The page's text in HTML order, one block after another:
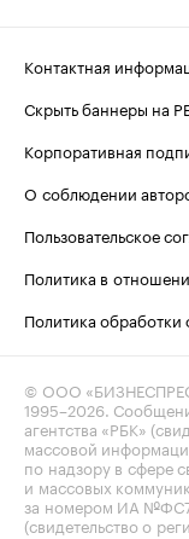
Контактная
Скрыть баннеры на
Корпоративная
О соблюдении
Пользовательское
Политика в
Политика
© ООО
1995–2026.
агентства «РБК»
массовой
по надзору в сфере
и массовых
за номером ИА
(свидетельство о